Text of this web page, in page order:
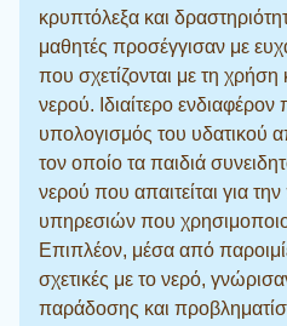
κρυπτόλεξα και
μαθητές προσέγγισαν με
που σχετίζονται με τη
νερού. Ιδιαίτερο
υπολογισμός του υδατικού
τον οποίο τα παιδιά
νερού που απαιτείται για
υπηρεσιών που
Επιπλέον, μέσα από
σχετικές με το νερό,
παράδοσης και